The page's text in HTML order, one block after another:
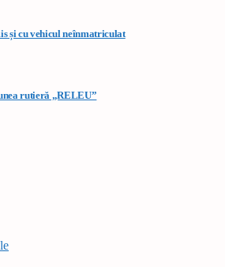
și cu vehicul neînmatriculat
rutieră „RELEU”